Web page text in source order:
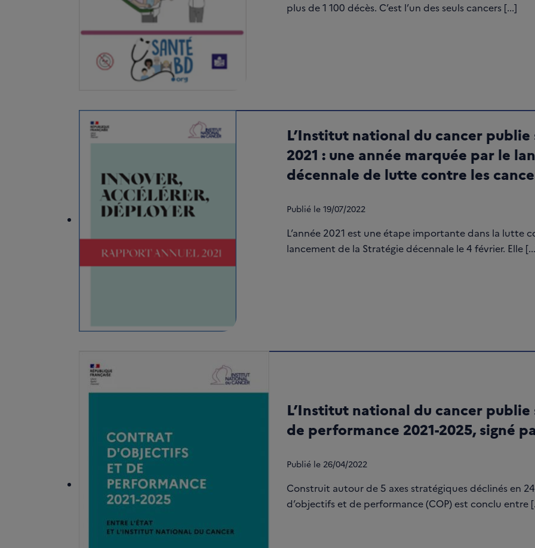
plus de 1 100 décès. C’est l’un des seuls cancers [...]
L’Institut national du cancer
2021 : une année marquée par le
décennale de lutte contre les
Publié le 19/07/2022
L’année 2021 est une étape importante dans la lutte
lancement de la Stratégie décennale le 4 février. Elle
L’Institut national du cancer
de performance 2021-2025, signé
Publié le 26/04/2022
Construit autour de 5 axes stratégiques déclinés en
d’objectifs et de performance (COP) est conclu entre